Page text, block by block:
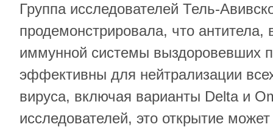
Группа исследователей Тель-
продемонстрировала, что
иммунной системы выздоровевших
эффективны для нейтрализации
вируса, включая варианты Delta и
исследователей, это открытие может